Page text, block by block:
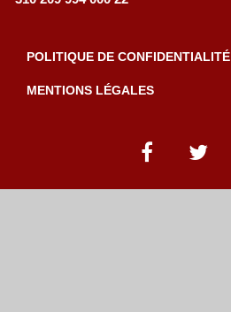
POLITIQUE DE CONFIDENTIALITÉ
MENTIONS LÉGALES